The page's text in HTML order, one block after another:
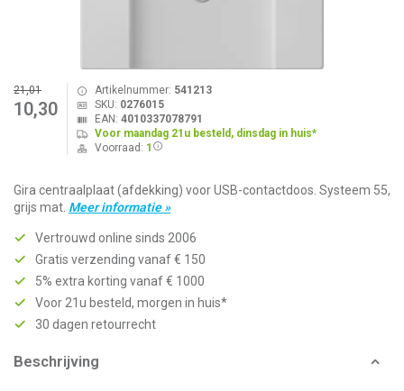
21,01
10,30
Artikelnummer: 541213
SKU: 0276015
EAN: 4010337078791
Voor maandag 21u besteld, dinsdag in huis*
Voorraad: 1
Gira centraalplaat (afdekking) voor USB-contactdoos. Systeem 55,
grijs mat. Meer informatie »
Vertrouwd online sinds 2006
Gratis verzending vanaf € 150
5% extra korting vanaf € 1000
Voor 21u besteld, morgen in huis*
30 dagen retourrecht
Beschrijving